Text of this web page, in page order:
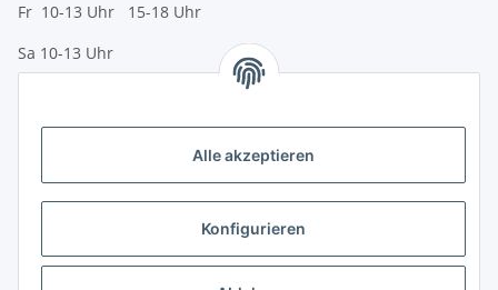
Alle akzeptieren
Konfigurieren
Fr 10-13 Uhr 15-18 Uhr
Sa 10-13 Uhr
Vorkasse (per Bank-Überweisung)
Sofortüberweisung